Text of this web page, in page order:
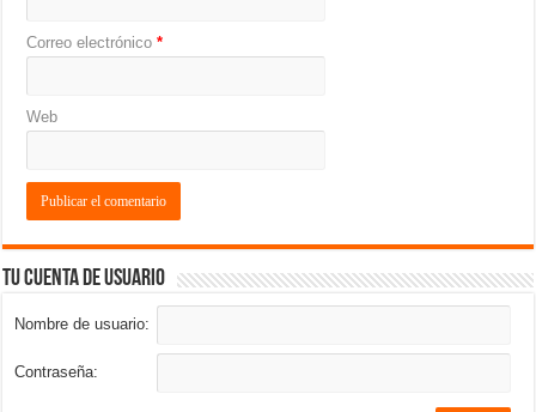
Correo electrónico*
Web
Tu cuenta de usuario
Nombre de usuario:
Contraseña: